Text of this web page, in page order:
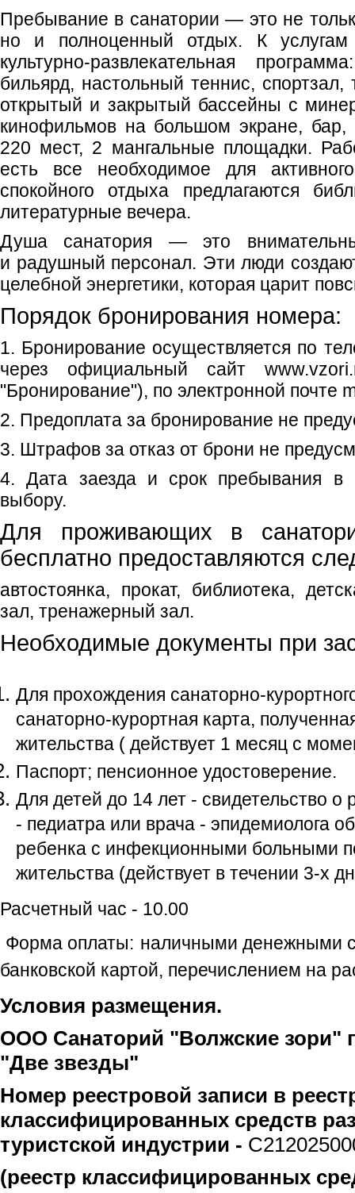
Пребывание в санатории — это не
но и полноценный отдых. К
культурно-развлекательная
бильярд, настольный теннис,
открытый и закрытый бассейны с
кинофильмов на большом экране,
220 мест, 2 мангальные площадки.
есть все необходимое для
спокойного отдыха предлагаются
литературные вечера.
Душа санатория — это
и радушный персонал. Эти люди
целебной энергетики, которая царит
Порядок бронирования номера:
1. Бронирование осуществляется по
через официальный сайт
"Бронирование"), по электронной почте
2. Предоплата за бронирование не
3. Штрафов за отказ от брони не
4. Дата заезда и срок пребывания
выбору.
Для проживающих в
бесплатно предоставляются
автостоянка, прокат, библиотека,
зал, тренажерный зал.
Необходимые документы при
Для прохождения санаторно-
санаторно-курортная карта,
жительства ( действует 1 месяц с
Паспорт; пенсионное удостоверение.
Для детей до 14 лет - свидетельство о
- педиатра или врача - эпидемиолога
ребенка с инфекционными больными
жительства (действует в течении 3-х
Расчетный час - 10.00
Форма оплаты: наличными денежными
банковской картой, перечислением на
Условия размещения.
ООО Санаторий "Волжские зори"
"Две звезды"
Номер реестровой записи в
классифицированных средств
туристской индустрии -
(реестр классифицированных